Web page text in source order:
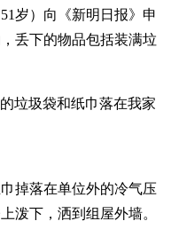
岁）向《新明日报》申
丢下的物品包括装满垃
垃圾袋和纸巾落在我家
掉落在单位外的冷气压
泼下，洒到组屋外墙。